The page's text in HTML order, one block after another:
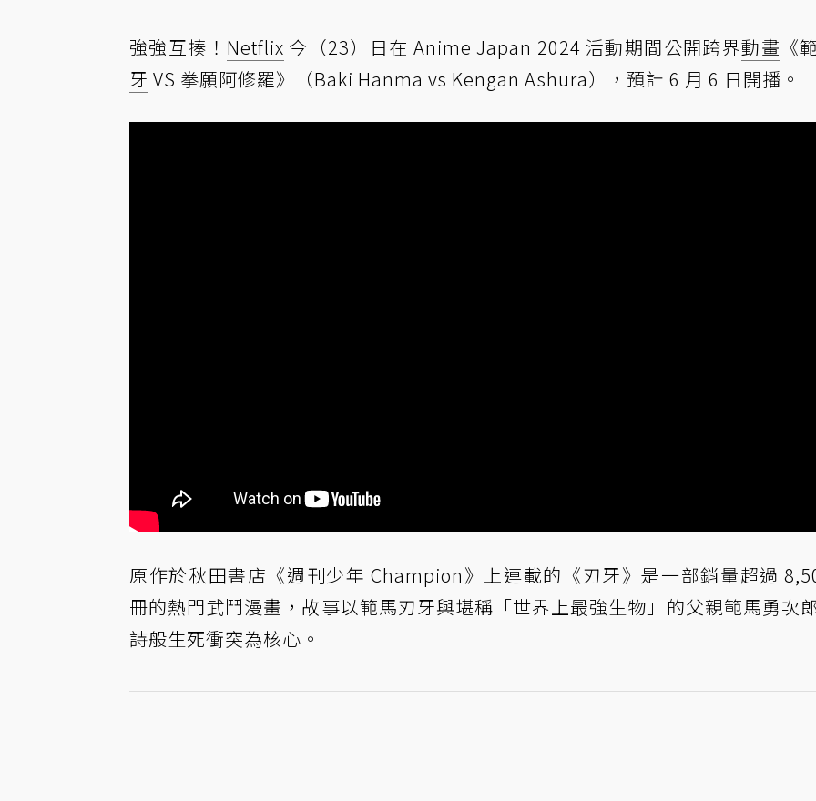
強強互揍！ Netflix 今（23）日在 Anime Japan 2024 活動期間公開跨界動畫 《
牙 VS 拳願阿修羅》（Baki Hanma vs Kengan Ashura），預計 6 月 6 日開播。
原作於秋田書店《週刊少年 Champion》上連載的《刃牙》是一部銷量超過
冊的熱門武鬥漫畫，故事以範馬刃牙與堪稱「世界上最強生物」的父親範馬勇次
詩般生死衝突為核心。